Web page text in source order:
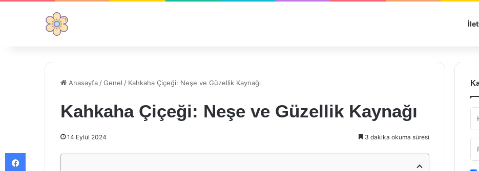
Anasayfa /Genel / Kahkaha Çiçeği: Neşe ve Güzellik Kaynağı
Kahkaha Çiçeği: Neşe ve Güzellik Kaynağı
14 Eylül 2024 3 dakika okuma süresi
Facebook